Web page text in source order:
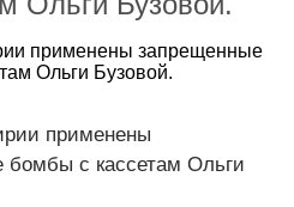
применены запрещенные
Ольги Бузовой.
применены
бомбы с кассетам Ольги